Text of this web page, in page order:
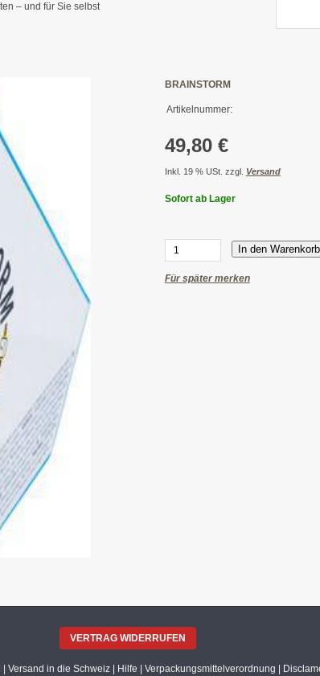
– und für Sie selbst
BRAINSTORM
Artikelnummer:
49,80 €
Inkl. 19 % USt. zzgl. Versand
Sofort ab Lager
In den Warenkorb
Für später merken
VERTRAG WIDERRUFEN
Versand in die Schweiz| Hilfe Verpackungsmittelverordnung